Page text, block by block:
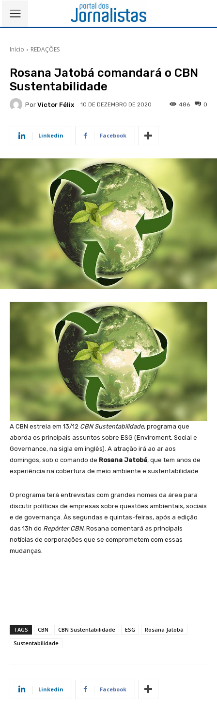
Início REDAÇÕES
Rosana Jatobá comandará o CBN
Sustentabilidade
Por Victor Félix 10 DE DEZEMBRO DE 2020 0
486
Linkedin Facebook
A CBN estreia em 13/12 CBN Sustentabilidade, programa que
aborda os principais assuntos sobre ESG (Enviroment, Social e
Governance, na sigla em inglês). A atração irá ao ar aos
domingos, sob o comando de Rosana Jatobá, que tem anos de
experiência na cobertura de meio ambiente e sustentabilidade.
O programa terá entrevistas com grandes nomes da área para
discutir políticas de empresas sobre questões ambientais, sociais
e de governança. Às segundas e quintas-feiras, após a edição
das 13h do Repórter CBN, Rosana comentará as principais
notícias de corporações que se comprometem com essas
mudanças.
TAGS CBN CBN Sustentabilidade ESG
Rosana Jatobá
Sustentabilidade
Linkedin Facebook